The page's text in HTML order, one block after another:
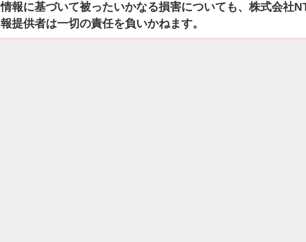
情報に基づいて被ったいかなる損害についても、株式会社
報提供者は一切の責任を負いかねます。